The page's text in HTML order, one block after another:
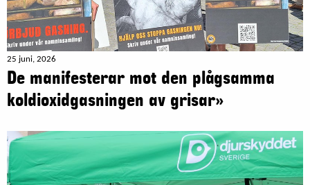
25 juni, 2026
De manifesterar mot den plågsamma
koldioxidgasningen av grisar»